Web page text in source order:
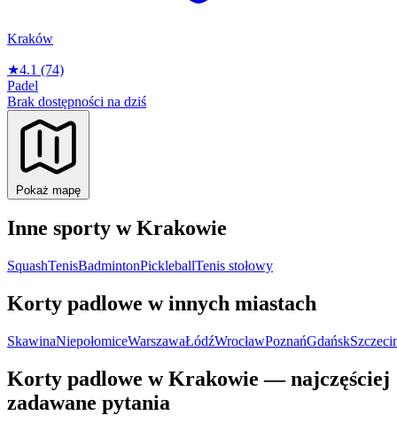
Kraków
★4.1 (74)
Padel
Brak dostępności na dziś
Pokaż mapę
Inne sporty w Krakowie
SquashTenisBadmintonPickleballTenis stołowy
Korty padlowe w innych miastach
SkawinaNiepołomiceWarszawaŁódźWrocławPoznańGdańsk
Korty padlowe w Krakowie — najczęściej
zadawane pytania